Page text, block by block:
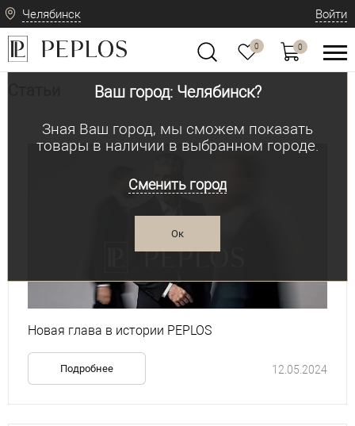
Челябинск
Ваш город: Челябинск?
Зная Ваш город, мы сможем показать
товары в наличии в выбранном городе.
Сменить город
Ок
Войти
0 0
Новая глава в истории PEPLOS
12.05.2024
Подробнее